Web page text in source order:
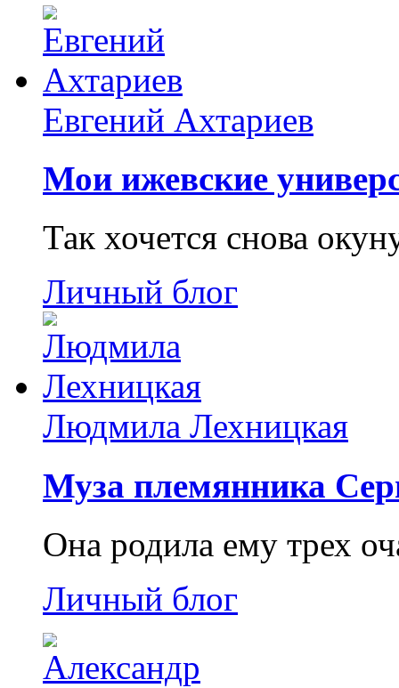
Евгений Ахтариев
Мои ижевские
Так хочется снова
Личный блог
Людмила Лехницкая
Муза племянника
Она родила ему трех
Личный блог